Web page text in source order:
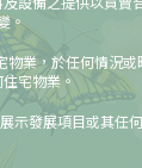
。
業，於任何情況
宅物業。
發展項目或其任